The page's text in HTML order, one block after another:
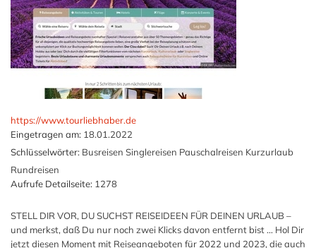
https://www.tourliebhaber.de
Eingetragen am: 18.01.2022
Schlüsselwörter: Busreisen Singlereisen Pauschalreisen Kurzurlaub
Rundreisen
Aufrufe Detailseite: 1278
STELL DIR VOR, DU SUCHST REISEIDEEN FÜR DEINEN URLAUB –
und merkst, daß Du nur noch zwei Klicks davon entfernt bist … Hol Dir
jetzt diesen Moment mit Reiseangeboten für 2022 und 2023, die auch